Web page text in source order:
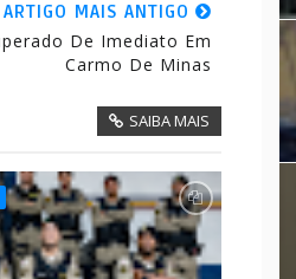
ARTIGO MAIS ANTIGO
De Imediato Em
Carmo De Minas
SAIBA MAIS